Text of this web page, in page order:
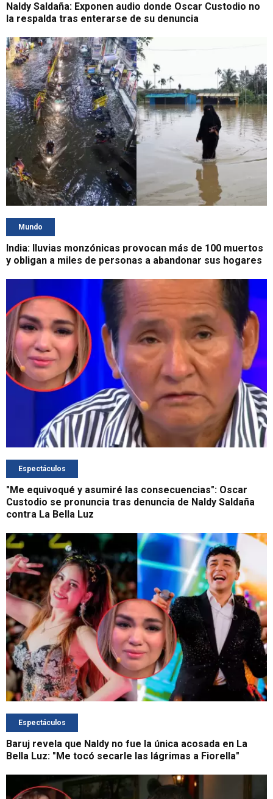
Naldy Saldaña: Exponen audio donde Oscar Custodio no
la respalda tras enterarse de su denuncia
Mundo
India: lluvias monzónicas provocan más de 100 muertos
y obligan a miles de personas a abandonar sus hogares
Espectáculos
"Me equivoqué y asumiré las consecuencias": Oscar
Custodio se pronuncia tras denuncia de Naldy Saldaña
contra La Bella Luz
Espectáculos
Baruj revela que Naldy no fue la única acosada en La
Bella Luz: "Me tocó secarle las lágrimas a Fiorella"